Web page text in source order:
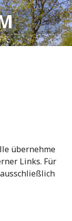
übernehme
Links. Für